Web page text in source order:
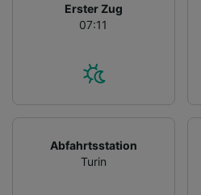
Erster Zug
07:11
Abfahrtsstation
Turin